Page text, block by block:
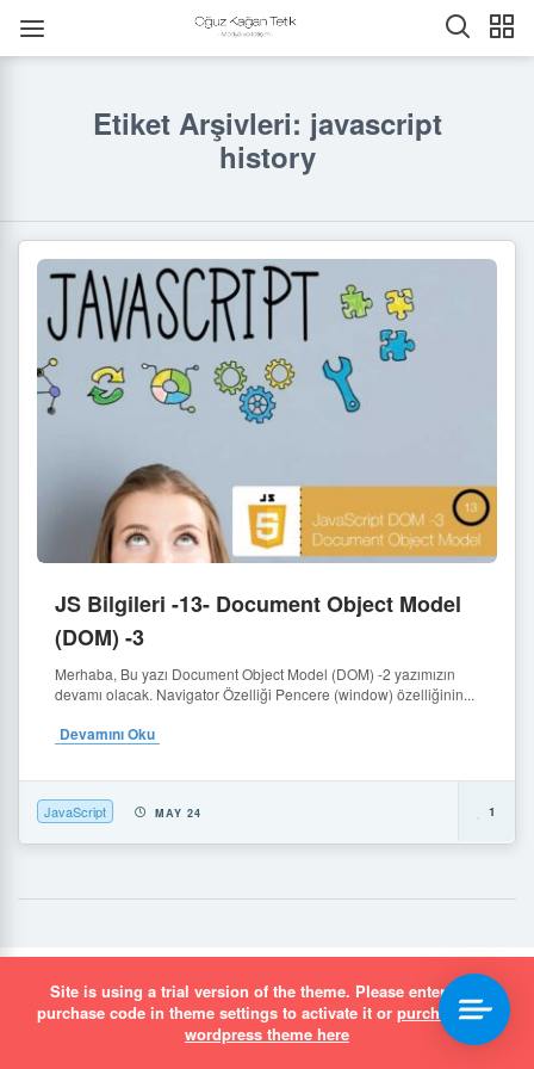
Etiket Arşivleri: javascript
history
JS Bilgileri -13- Document Object Model
(DOM) -3
Merhaba, Bu yazı Document Object Model (DOM) -2 yazımızın
devamı olacak. Navigator Özelliği Pencere (window) özelliğinin...
Devamını Oku
JavaScript MAY 24 1
simurgh.media Dijital Çözümler
Site is using a trial version of the theme. Please enter your
purchase code in theme settings to activate it or purchase this
wordpress theme here